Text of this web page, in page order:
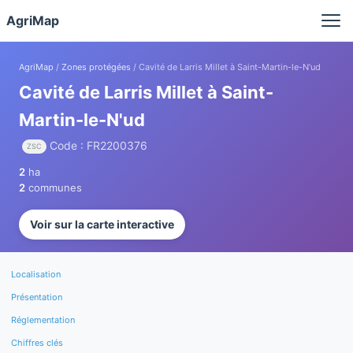
AgriMap
AgriMap / Zones protégées / Cavité de Larris Millet à Saint-Martin-le-N'ud
Cavité de Larris Millet à Saint-
Martin-le-N'ud
ZSC Code : FR2200376
2 ha
2 communes
Voir sur la carte interactive
Localisation
Présentation
Réglementation
Chiffres clés